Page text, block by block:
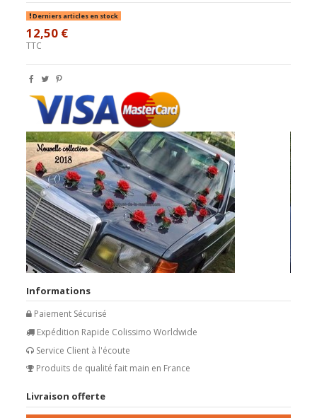
Derniers articles en stock
12,50 €
TTC
Informations
Paiement Sécurisé
Expédition Rapide Colissimo Worldwide
Service Client à l'écoute
Produits de qualité fait main en France
Livraison offerte